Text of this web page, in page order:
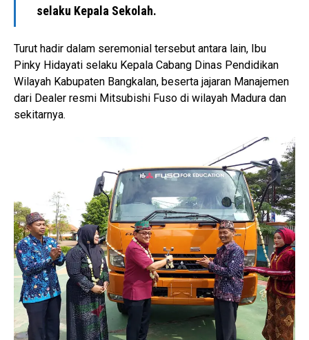
selaku Kepala Sekolah.
Turut hadir dalam seremonial tersebut antara lain, Ibu
Pinky Hidayati selaku Kepala Cabang Dinas Pendidikan
Wilayah Kabupaten Bangkalan, beserta jajaran Manajemen
dari Dealer resmi Mitsubishi Fuso di wilayah Madura dan
sekitarnya.